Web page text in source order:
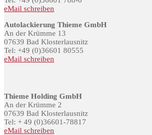
eMail schreiben
Autolackierung Thieme GmbH
An der Krümme 13
07639 Bad Klosterlausnitz
Tel: +49 (0)36601 80555
eMail schreiben
Thieme Holding GmbH
An der Krümme 2
07639 Bad Klosterlausnitz
Tel: + 49 (0)36601-78817
eMail schreiben